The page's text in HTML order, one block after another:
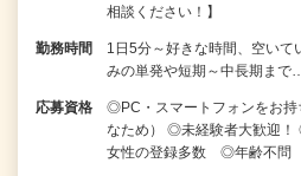
相談ください！】
勤務時間
1日5分～好きな時間、空い
みの単発や短期～中長期まで
応募資格
◎PC・スマートフォンをお
なため） ◎未経験者大歓迎
女性の登録多数 ◎年齢不問